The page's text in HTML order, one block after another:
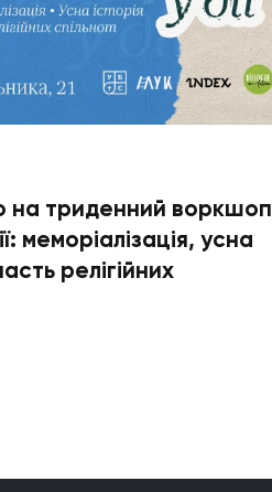
на триденний воркшоп
меморіалізація, усна
релігійних